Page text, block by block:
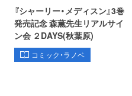
『シャーリー・メディスン』3巻
発売記念 森薫先生リアルサイ
ン会 ２DAYS(秋葉原)
コミック・ラノベ